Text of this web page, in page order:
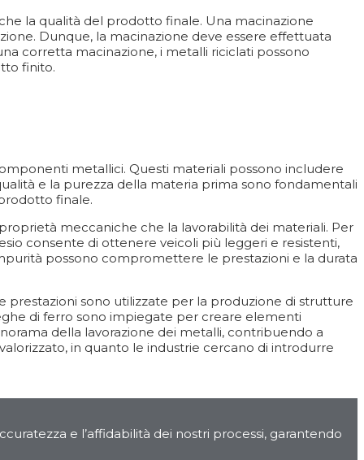
la qualità del prodotto finale. Una macinazione
Dunque, la macinazione deve essere effettuata
corretta macinazione, i metalli riciclati possono
finito.
metallici. Questi materiali possono includere
e la purezza della materia prima sono fondamentali
finale.
meccaniche che la lavorabilità dei materiali. Per
consente di ottenere veicoli più leggeri e resistenti,
possono compromettere le prestazioni e la durata
prestazioni sono utilizzate per la produzione di strutture
di ferro sono impiegate per creare elementi
della lavorazione dei metalli, contribuendo a
in quanto le industrie cercano di introdurre
e l’affidabilità dei nostri processi, garantendo